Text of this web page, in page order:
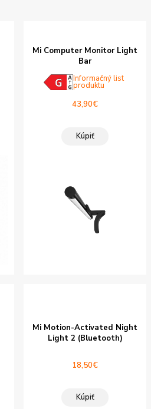
Mi Computer Monitor Light
Bar
Informačný list
produktu
43,90€
Kúpiť
Mi Motion-Activated Night
Light 2 (Bluetooth)
18,50€
Kúpiť